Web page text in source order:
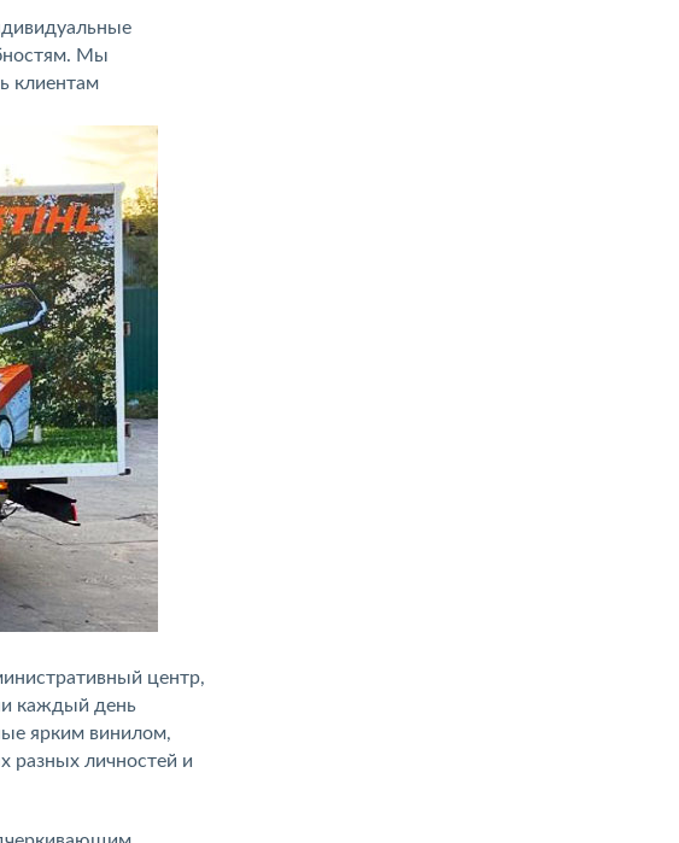
Мы
клиентам
центр,
каждый день
ярким винилом,
разных личностей и